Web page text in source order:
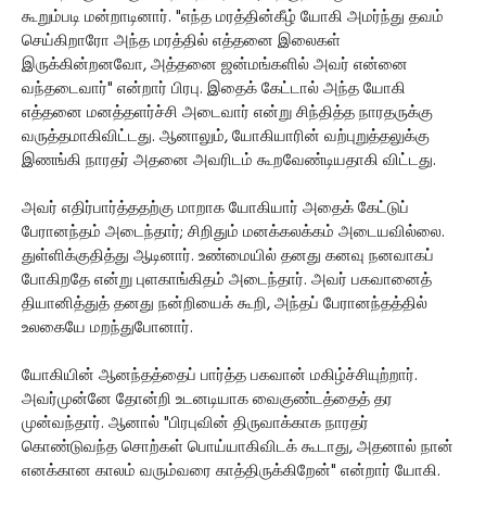
கூறும்படி மன்றாடினார். "எந்த மரத்தின்கீழ் யோகி அமர்ந்து தவம்
செய்கிறாரோ அந்த மரத்தில் எத்தனை இலைகள்
இருக்கின்றனவோ, அத்தனை ஜன்மங்களில் அவர் என்னை
வந்தடைவார்" என்றார் பிரபு. இதைக் கேட்டால் அந்த யோகி
எத்தனை மனத்தளர்ச்சி அடைவார் என்று சிந்தித்த நாரதருக்கு
வருத்தமாகிவிட்டது. ஆனாலும், யோகியாரின் வற்புறுத்தலுக்கு
இணங்கி நாரதர் அதனை அவரிடம் கூறவேண்டியதாகி விட்டது.
அவர் எதிர்பார்த்ததற்கு மாறாக யோகியார் அதைக் கேட்டுப்
பேரானந்தம் அடைந்தார்; சிறிதும் மனக்கலக்கம் அடையவில்லை.
துள்ளிக்குதித்து ஆடினார். உண்மையில் தனது கனவு நனவாகப்
போகிறதே என்று புளகாங்கிதம் அடைந்தார். அவர் பகவானைத்
தியானித்துத் தனது நன்றியைக் கூறி, அந்தப் பேரானந்தத்தில்
உலகையே மறந்துபோனார்.
யோகியின் ஆனந்தத்தைப் பார்த்த பகவான் மகிழ்ச்சியுற்றார்.
அவர்முன்னே தோன்றி உடனடியாக வைகுண்டத்தைத் தர
முன்வந்தார். ஆனால் "பிரபுவின் திருவாக்காக நாரதர்
கொண்டுவந்த சொற்கள் பொய்யாகிவிடக் கூடாது, அதனால் நான்
எனக்கான காலம் வரும்வரை காத்திருக்கிறேன்" என்றார் யோகி.